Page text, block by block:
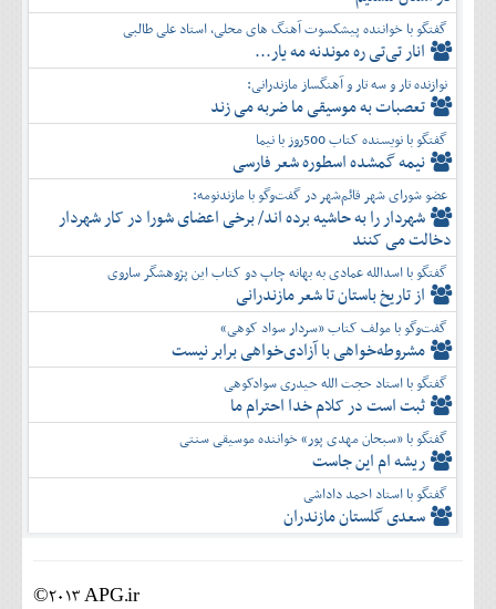
گفتگو با خواننده پیشکسوت آهنگ های محلی، استاد علی طالبی
انار تی‌تی ره موندنه مه یار...
نوازنده تار و سه تار و آهنگساز مازندرانی:
تعصبات به موسیقی ما ضربه می زند
گفتگو با نویسنده کتاب 500روز با نیما
نیمه گمشده اسطوره شعر فارسی
عضو شورای شهر قائم‌شهر در گفت‌و‌گو با مازندنومه:
شهردار را به حاشیه برده اند/ برخی اعضای شورا در کار شهردار
دخالت می کنند
گفتگو با اسدالله عمادی به بهانه چاپ دو کتاب این پژوهشگر ساروی
از تاریخ باستان تا شعر مازندرانی
گفت‌وگو با مولف کتاب «سردار سواد کوهی»
مشروطه‌خواهی با آزادی‌خواهی برابر نیست
گفتگو با استاد حجت الله حیدری سوادکوهی
ثبت است در کلام خدا احترام ما
گفتگو با «سبحان مهدی پور» خواننده موسیقی سنتی
ریشه ام این جاست
گفتگو با استاد احمد داداشی
سعدی گلستان مازندران
©2013 APG.ir